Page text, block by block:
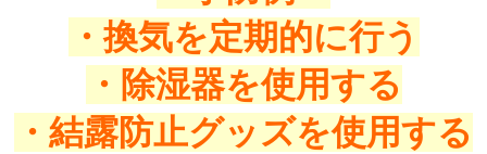
・換気を定期的に行う
・除湿器を使用する
・結露防止グッズを使用する